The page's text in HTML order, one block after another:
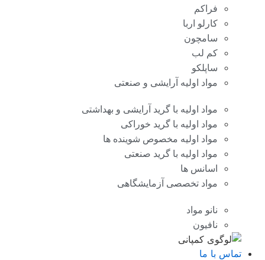
فراکم
کارلو اربا
سامچون
کم لب
ساپلکو
مواد اولیه آرایشی و صنعتی
مواد اولیه با گرید آرایشی و بهداشتی
مواد اولیه با گرید خوراکی
مواد اولیه مخصوص شوینده ها
مواد اولیه با گرید صنعتی
اسانس ها
مواد تخصصی آزمایشگاهی
نانو مواد
نافیون
تماس با ما